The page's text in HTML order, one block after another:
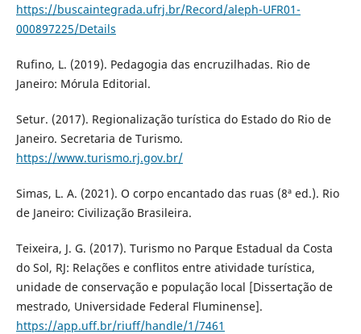
https://buscaintegrada.ufrj.br/Record/aleph-UFR01-
000897225/Details
Rufino, L. (2019). Pedagogia das encruzilhadas. Rio de
Janeiro: Mórula Editorial.
Setur. (2017). Regionalização turística do Estado do Rio de
Janeiro. Secretaria de Turismo.
https://www.turismo.rj.gov.br/
Simas, L. A. (2021). O corpo encantado das ruas (8ª ed.). Rio
de Janeiro: Civilização Brasileira.
Teixeira, J. G. (2017). Turismo no Parque Estadual da Costa
do Sol, RJ: Relações e conflitos entre atividade turística,
unidade de conservação e população local [Dissertação de
mestrado, Universidade Federal Fluminense].
https://app.uff.br/riuff/handle/1/7461